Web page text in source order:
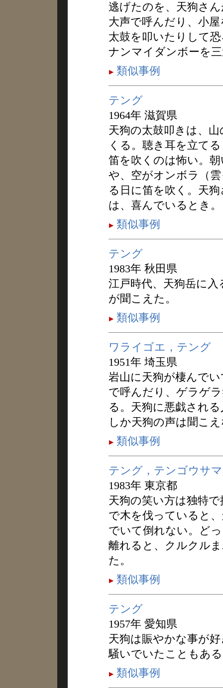
逃げたのを、天狗さ
大声で呼んだり、小
太鼓を叩いたりして
ナンマイダンボーを
類似事例
テング
1964年 滋賀県
天狗の太鼓叩きは、
くる。聴き耳を立て
笛を吹くのは怖い。
や、空がオンボラ（
る日に笛を吹く。天
は、喜んでいるとき。
類似事例
テング
1983年 秋田県
江戸時代、天狗岳に
が聞こえた。
類似事例
ワライゴエ，テング
1951年 埼玉県
岩山に天狗が棲んで
で呼んだり、ゲラゲ
る。天狗に悪戯され
しか天狗の声は聞こ
類似事例
テング，テンゴウサマ
1983年 東京都
天狗の笑い方は独特
で木を伐っていると
でいて倒れない。ど
離れると、クルクル
た。
類似事例
テング
1957年 愛知県
天狗は賑やかな事が
騒いでいたこともあ
類似事例